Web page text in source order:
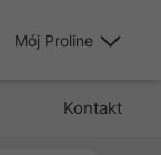
Mój Proline
Kontakt